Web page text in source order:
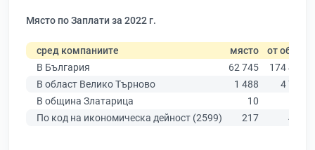
Място по Заплати за 2022 г.
сред компаниите място от общо
В България
62 745
174 403
В област Велико Търново
1 488
4 787
В община Златарица
10
По код на икономическа дейност (2599)
217 477